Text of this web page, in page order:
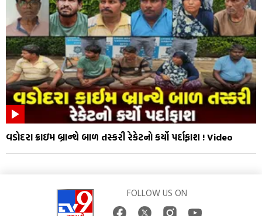
વડોદરા ક્રાઇમ બ્રાન્ચે બાળ તસ્કરી રેકેટનો કર્યો પર્દાફાશ ! Video
FOLLOW US ON